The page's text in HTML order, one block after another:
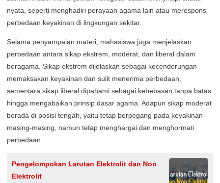
nyata, seperti menghadiri perayaan agama lain atau merespons
perbedaan keyakinan di lingkungan sekitar.
Selama penyampaian materi, mahasiswa juga menjelaskan
perbedaan antara sikap ekstrem, moderat, dan liberal dalam
beragama. Sikap ekstrem dijelaskan sebagai kecenderungan
memaksakan keyakinan dan sulit menerima perbedaan,
sementara sikap liberal dipahami sebagai kebebasan tanpa batas
hingga mengabaikan prinsip dasar agama. Adapun sikap moderat
berada di posisi tengah, yaitu tetap berpegang pada keyakinan
masing-masing, namun tetap menghargai dan menghormati
perbedaan.
Pengelompokan Larutan Elektrolit dan Non
Elektrolit